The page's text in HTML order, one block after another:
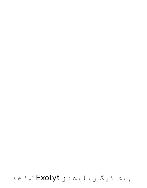
ماخذ: Exolyt ہیش ٹیگ ریلیشنز